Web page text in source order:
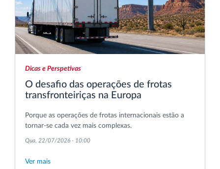
Dicas e Perspetivas
O desafio das operações de frotas
transfronteiriças na Europa
Porque as operações de frotas internacionais estão a
tornar-se cada vez mais complexas.
Qua, 22/07/2026 - 10:00
Ver mais